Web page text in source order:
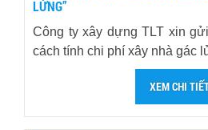
LỬNG”
Công ty xây dựng TLT xin
cách tính chi phí xây nhà gác
XEM CHI